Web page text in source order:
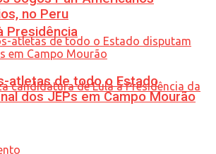
Presidência
no Peru
atletas de todo o Estado
dos JEPs em Campo Mourão